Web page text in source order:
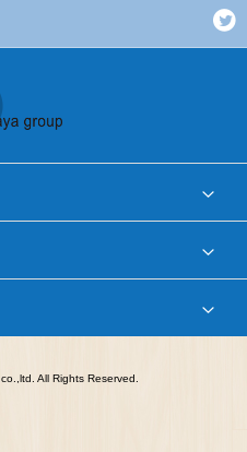
All Rights Reserved.